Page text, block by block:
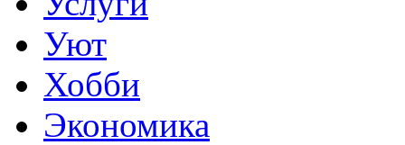
Уют
Хобби
Экономика